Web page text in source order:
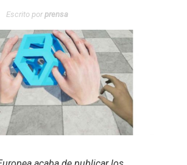
Escrito porprensa